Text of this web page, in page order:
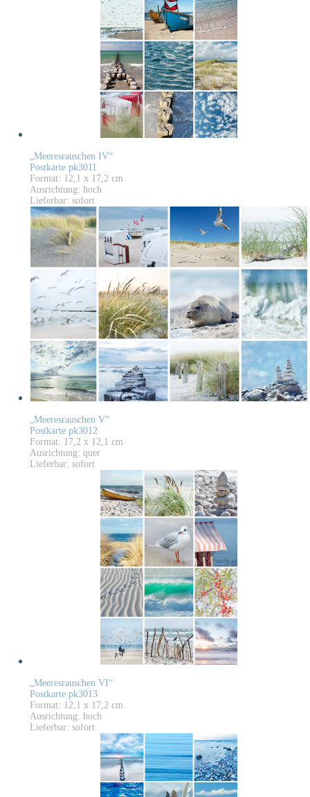
„Meeresrauschen IV“
Postkarte pk3011
Format: 12,1 x 17,2 cm
Ausrichtung: hoch
Lieferbar: sofort
„Meeresrauschen V“
Postkarte pk3012
Format: 17,2 x 12,1 cm
Ausrichtung: quer
Lieferbar: sofort
„Meeresrauschen VI“
Postkarte pk3013
Format: 12,1 x 17,2 cm
Ausrichtung: hoch
Lieferbar: sofort